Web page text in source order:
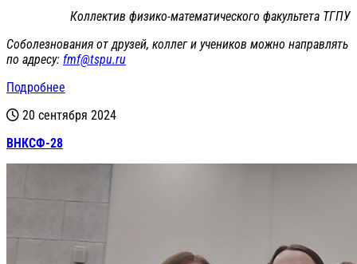
Коллектив физико-математического факультета ТГПУ
Соболезнования от друзей, коллег и учеников можно направлять
по адресу: fmf@tspu.ru
Подробнее
20 сентября 2024
ВНКСФ-28